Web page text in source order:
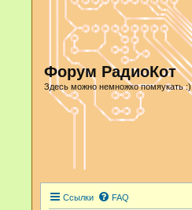
Форум РадиоКот
Здесь можно немножко помяукать :)
Ссылки FAQ